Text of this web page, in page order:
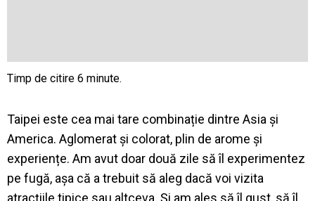
Taipei este cea mai tare combinație dintre Asia și
America. Aglomerat și colorat, plin de arome și
experiențe. Am avut doar două zile să îl experimentez
pe fugă, așa că a trebuit să aleg dacă voi vizita
atracțiile tipice sau altceva. Și am ales să îl gust, să îl